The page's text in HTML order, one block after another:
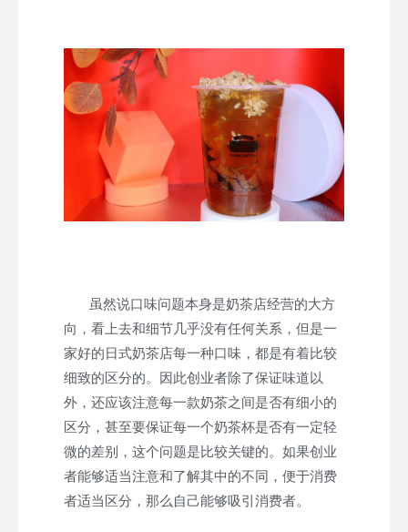
虽然说口味问题本身是奶茶店经营的大方
向，看上去和细节几乎没有任何关系，但是一
家好的日式奶茶店每一种口味，都是有着比较
细致的区分的。因此创业者除了保证味道以
外，还应该注意每一款奶茶之间是否有细小的
区分，甚至要保证每一个奶茶杯是否有一定轻
微的差别，这个问题是比较关键的。如果创业
者能够适当注意和了解其中的不同，便于消费
者适当区分，那么自己能够吸引消费者。